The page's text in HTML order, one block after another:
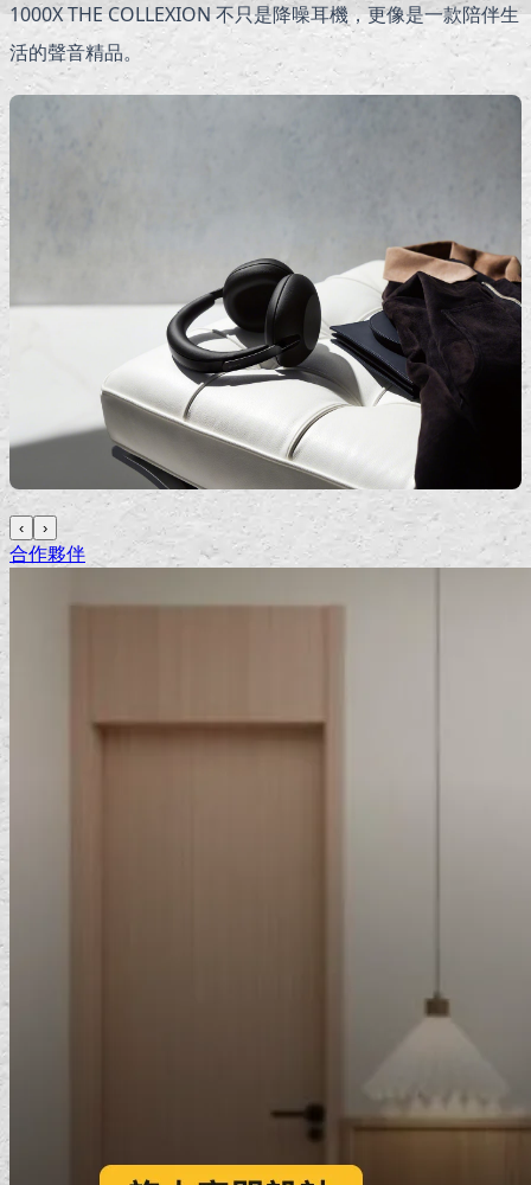
1000X THE COLLEXION 不只是降噪耳機，更像是一款陪伴生
活的聲音精品。
‹ ›
合作夥伴